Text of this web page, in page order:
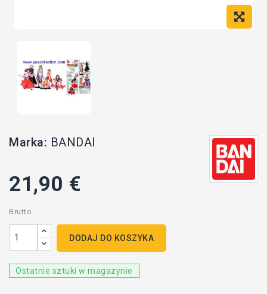
Marka: BANDAI
21,90 €
Brutto
DODAJ DO KOSZYKA
Ostatnie sztuki w magazynie